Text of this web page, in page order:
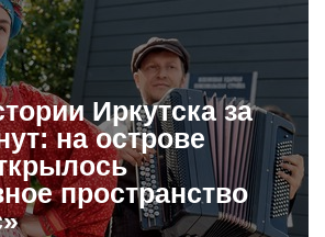
Иркутска за
на острове
пространство